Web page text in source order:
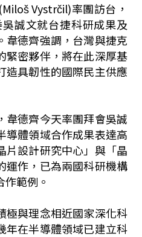
Vystrčil)率團訪台，
誠文就台捷科研成果及
韋德齊強調，台灣與捷克
緊密夥伴，將在此深厚基
造具韌性的國際民主供應
韋德齊今天率團拜會吳誠
導體領域合作成果表達高
片設計研究中心」與「晶
運作，已為兩國科研機構
範例。
極與理念相近國家深化科
年在半導體領域已建立科